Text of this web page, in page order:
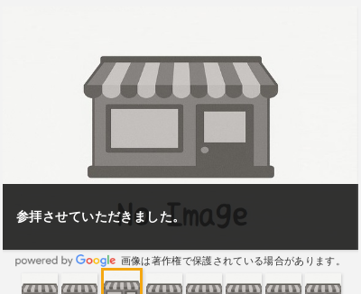
参拝させていただきました。
画像は著作権で保護されている場合があります。